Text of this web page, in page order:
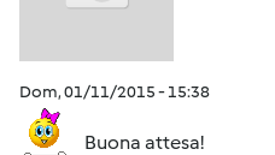
Dom, 01/11/2015 - 15:38
Buona attesa!